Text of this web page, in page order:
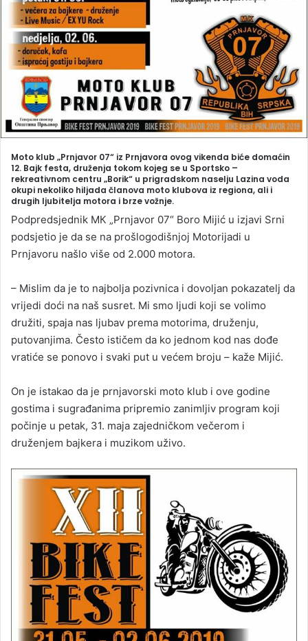
Moto klub „Prnjavor 07“ iz Prnjavora ovog vikenda biće domaćin
12. Bajk festa, druženja tokom kojeg se u Sportsko –
rekreativnom centru „Borik“ u prigradskom naselju Lazina voda
okupi nekoliko hiljada članova moto klubova iz regiona, ali i
drugih ljubitelja motora i brze vožnje.
Podpredsjednik MК „Prnjavor 07“ Boro Mijić u izjavi Srni
podsjetio je da se na prošlogodišnjoj Motorijadi u
Prnjavoru našlo više od 2.000 motora.
– Mislim da je to najbolja pozivnica i dovoljan pokazatelj da
vrijedi doći na naš susret. Mi smo ljudi koji se volimo
družiti, spaja nas ljubav prema motorima, druženju,
putovanjima. Često ističem da ko jednom kod nas dođe
vratiće se ponovo i svaki put u većem broju – kaže Mijić.
On je istakao da je prnjavorski moto klub i ove godine
gostima i sugrađanima pripremio zanimljiv program koji
počinje u petak, 31. maja zajedničkom večerom i
druženjem bajkera i muzikom uživo.